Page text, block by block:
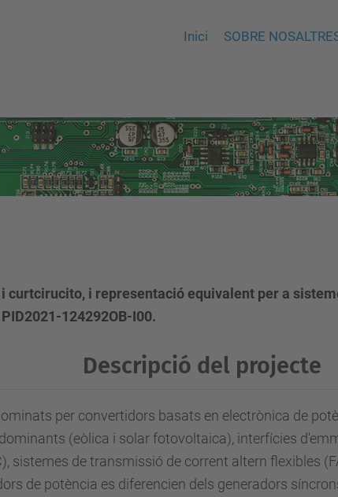
Inici SOBRE
i representació equivalent per a
124292OB-I00.
Descripció del projecte
per convertidors basats en electrònica de
(eòlica i solar fotovoltaica), interfícies
sistemes de transmissió de corrent altern flexibles
de potència es diferencien dels generadors